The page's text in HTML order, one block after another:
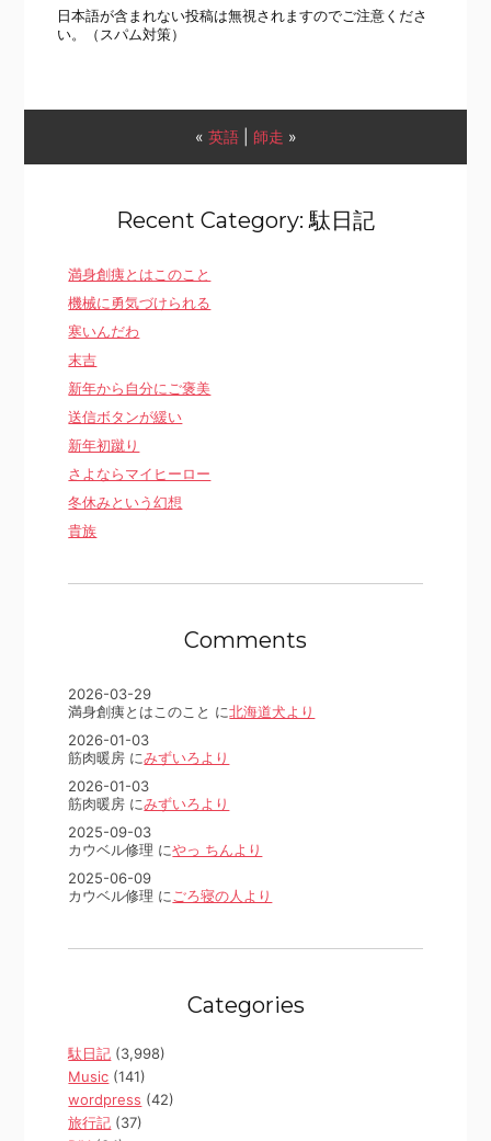
日本語が含まれない投稿は無視されますのでご注意くださ
い。（スパム対策）
« 英語| 師走 »
Recent Category: 駄日記
満身創痍とはこのこと
機械に勇気づけられる
寒いんだわ
末吉
新年から自分にご褒美
送信ボタンが緩い
新年初蹴り
さよならマイヒーロー
冬休みという幻想
貴族
Comments
2026-03-29
満身創痍とはこのこと に北海道犬より
2026-01-03
筋肉暖房 にみずいろより
2026-01-03
筋肉暖房 にみずいろより
2025-09-03
カウベル修理 にやっ ちんより
2025-06-09
カウベル修理 に ごろ寝の人より
Categories
駄日記 (3,998)
Music (141)
wordpress (42)
旅行記 (37)